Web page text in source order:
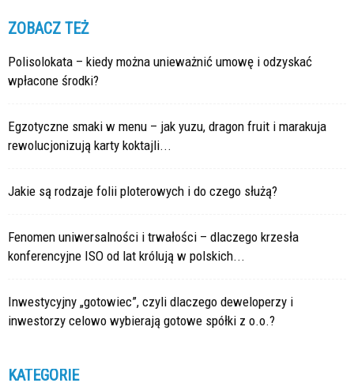
ZOBACZ TEŻ
Polisolokata – kiedy można unieważnić umowę i odzyskać
wpłacone środki?
Egzotyczne smaki w menu – jak yuzu, dragon fruit i marakuja
rewolucjonizują karty koktajli...
Jakie są rodzaje folii ploterowych i do czego służą?
Fenomen uniwersalności i trwałości – dlaczego krzesła
konferencyjne ISO od lat królują w polskich...
Inwestycyjny „gotowiec”, czyli dlaczego deweloperzy i
inwestorzy celowo wybierają gotowe spółki z o.o.?
KATEGORIE